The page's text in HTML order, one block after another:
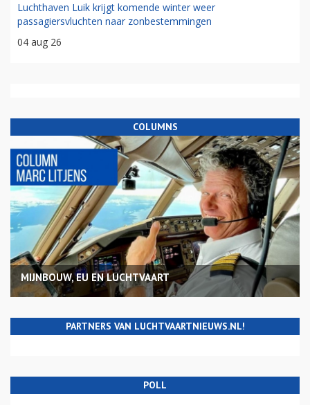
Luchthaven Luik krijgt komende winter weer
passagiersvluchten naar zonbestemmingen
04 aug 26
COLUMNS
MIJNBOUW, EU EN LUCHTVAART
PARTNERS VAN LUCHTVAARTNIEUWS.NL!
POLL